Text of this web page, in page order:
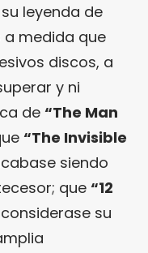
leyenda de
medida que
discos, a
y ni
de “The Man
“The Invisible
siendo
que “12
su